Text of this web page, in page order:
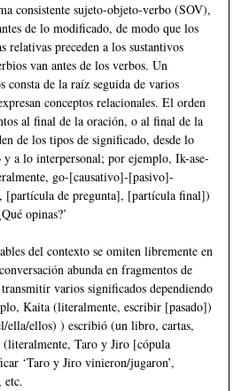
consistente sujeto-objeto-verbo (SOV),
de lo modificado, de modo que los
relativas preceden a los sustantivos
van antes de los verbos. Un
consta de la raíz seguida de varios
conceptos relacionales. El orden
al final de la oración, o al final de la
de los tipos de significado, desde lo
a lo interpersonal; por ejemplo, Ik-ase-
go-[causativo]-[pasivo]-
[partícula de pregunta], [partícula final])
opinas?’
del contexto se omiten libremente en
abunda en fragmentos de
varios significados dependiendo
Kaita (literalmente, escribir [pasado])
ella/ellos) ) escribió (un libro, cartas,
(literalmente, Taro y Jiro [cópula
‘Taro y Jiro vinieron/jugaron’,
etc.